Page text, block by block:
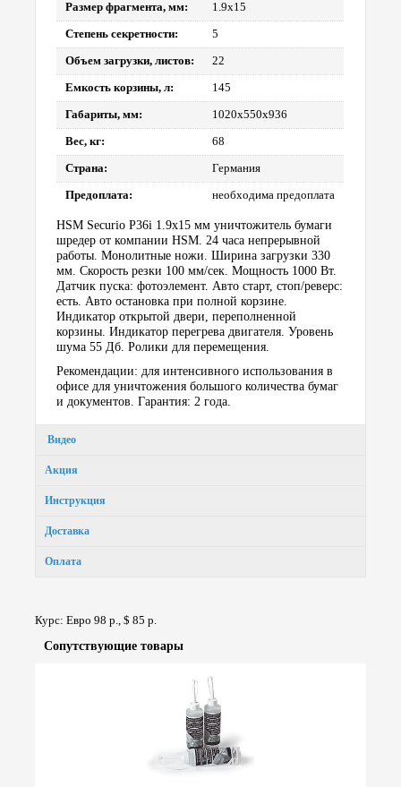
Размер фрагмента, мм: 1.9x15
Степень секретности: 5
Объем загрузки, листов: 22
Емкость корзины, л: 145
Габариты, мм: 1020x550x936
Вес, кг: 68
Страна: Германия
Предоплата: необходима предоплата
HSM Securio P36i 1.9x15 мм уничтожитель бумаги
шредер от компании HSM. 24 часа непрерывной
работы. Монолитные ножи. Ширина загрузки 330
мм. Скорость резки 100 мм/сек. Мощность 1000 Вт.
Датчик пуска: фотоэлемент. Авто старт, стоп/реверс:
есть. Авто остановка при полной корзине.
Индикатор открытой двери, переполненной
корзины. Индикатор перегрева двигателя. Уровень
шума 55 Дб. Ролики для перемещения.
Рекомендации: для интенсивного использования в
офисе для уничтожения большого количества бумаг
и документов. Гарантия: 2 года.
Видео
Акция
Инструкция
Доставка
Оплата
Курс: Евро 98 р., $ 85 р.
Сопут­ствую­щие товары